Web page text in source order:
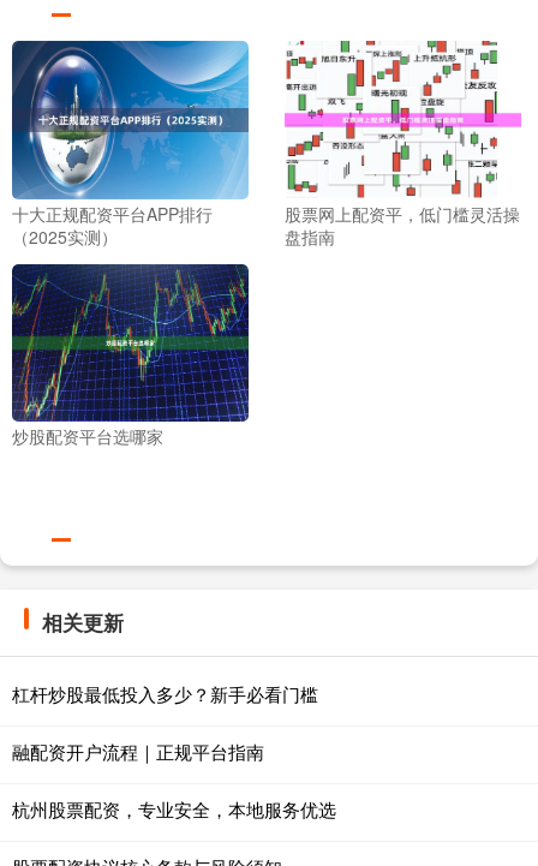
十大正规配资平台APP排行
（2025实测）
股票网上配资平，低门槛灵活操
盘指南
炒股配资平台选哪家
相关更新
杠杆炒股最低投入多少？新手必看门槛
融配资开户流程｜正规平台指南
杭州股票配资，专业安全，本地服务优选